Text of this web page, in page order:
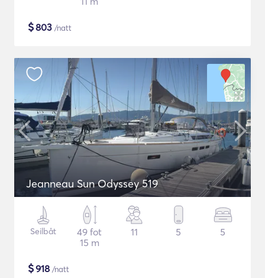
$803 /natt
Jeanneau Sun Odyssey 519
Seilbåt
49 fot
15 m
11 5 5
$918 /natt